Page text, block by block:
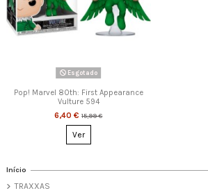
Esgotado
Pop! Marvel 80th: First Appearance
Vulture 594
6,40 €15,99 €
Ver
Início
TRAXXAS